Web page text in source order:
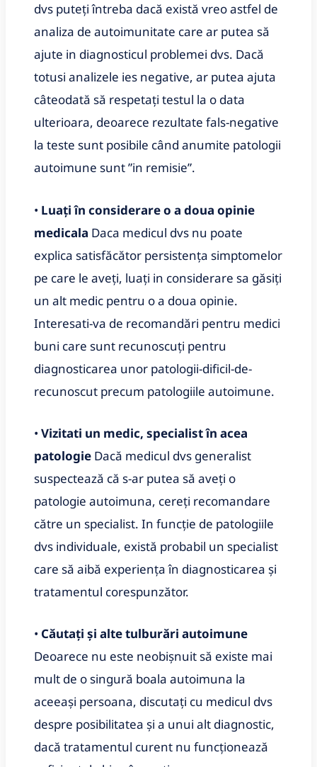
dvs puteți întreba dacă există vreo astfel de
analiza de autoimunitate care ar putea să
ajute in diagnosticul problemei dvs. Dacă
totusi analizele ies negative, ar putea ajuta
câteodată să respetați testul la o data
ulterioara, deoarece rezultate fals-negative
la teste sunt posibile când anumite patologii
autoimune sunt ʺin remisieʺ.
• Luați în considerare o a doua opinie
medicala Daca medicul dvs nu poate
explica satisfăcător persistența simptomelor
pe care le aveți, luați in considerare sa găsiți
un alt medic pentru o a doua opinie.
Interesati-va de recomandări pentru medici
buni care sunt recunoscuți pentru
diagnosticarea unor patologii-dificil-de-
recunoscut precum patologiile autoimune.
• Vizitati un medic, specialist în acea
patologie Dacă medicul dvs generalist
suspectează că s-ar putea să aveți o
patologie autoimuna, cereți recomandare
către un specialist. In funcție de patologiile
dvs individuale, există probabil un specialist
care să aibă experiența în diagnosticarea și
tratamentul corespunzător.
• Căutați și alte tulburări autoimune
Deoarece nu este neobișnuit să existe mai
mult de o singură boala autoimuna la
aceeași persoana, discutați cu medicul dvs
despre posibilitatea și a unui alt diagnostic,
dacă tratamentul curent nu funcționează